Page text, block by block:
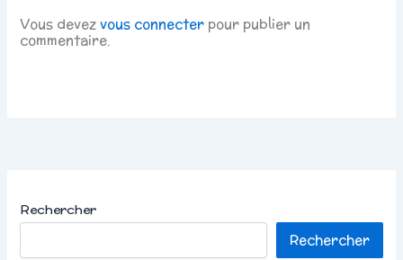
Vous devezvous connecter pour publier un
commentaire.
Rechercher
Rechercher